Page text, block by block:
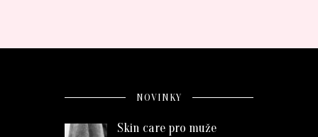
NOVINKY
Skin care pro muže